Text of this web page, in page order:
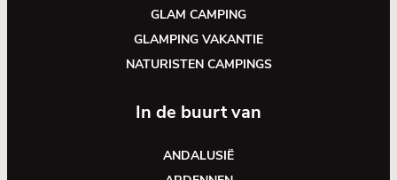
GLAM CAMPING
GLAMPING VAKANTIE
NATURISTEN CAMPINGS
In de buurt van
ANDALUSIË